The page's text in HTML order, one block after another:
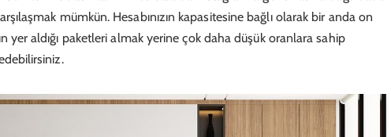
mümkün. Hesabınızın kapasitesine bağlı olarak bir anda on
yer aldığı paketleri almak yerine çok daha düşük oranlara sahip